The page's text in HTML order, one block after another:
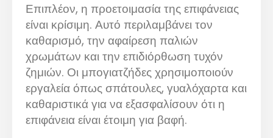
Επιπλέον, η προετοιμασία της επιφάνειας
είναι κρίσιμη. Αυτό περιλαμβάνει τον
καθαρισμό, την αφαίρεση παλιών
χρωμάτων και την επιδιόρθωση τυχόν
ζημιών. Οι μπογιατζήδες χρησιμοποιούν
εργαλεία όπως σπάτουλες, γυαλόχαρτα και
καθαριστικά για να εξασφαλίσουν ότι η
επιφάνεια είναι έτοιμη για βαφή.